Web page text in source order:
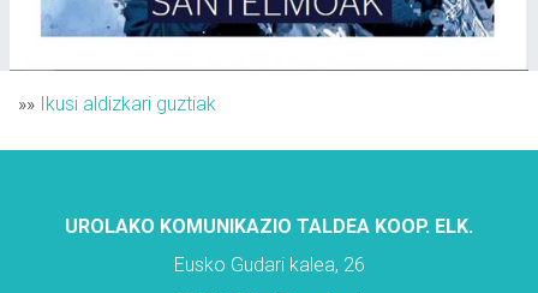
»» Ikusi aldizkari guztiak
UROLAKO KOMUNIKAZIO TALDEA KOOP. ELK.
Eusko Gudari kalea, 26